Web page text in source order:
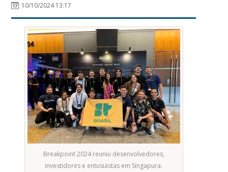
10/10/2024 13:17
Breakpoint 2024 reuniu desenvolvedores,
investidores e entusiastas em Singapura.